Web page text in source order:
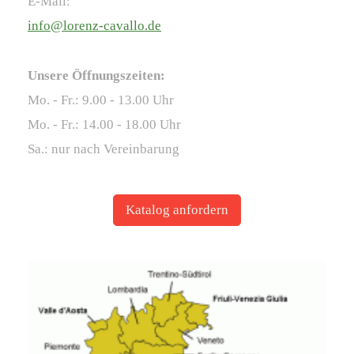
info@lorenz-cavallo.de
Unsere Öffnungszeiten:
Mo. - Fr.: 9.00 - 13.00 Uhr
Mo. - Fr.: 14.00 - 18.00 Uhr
Sa.: nur nach Vereinbarung
Katalog anfordern